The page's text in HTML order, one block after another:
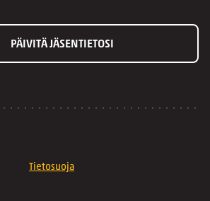
PÄIVITÄ JÄSENTIETOSI
Tietosuoja